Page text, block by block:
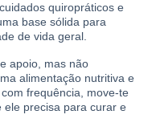
quiropráticos e
base sólida para
de vida geral.
apoio, mas não
alimentação nutritiva e
frequência, move-te
ele precisa para curar e